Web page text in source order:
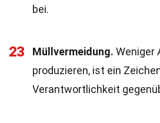
bei.
23 Müllvermeidung. Weniger
produzieren, ist ein
Verantwortlichkeit